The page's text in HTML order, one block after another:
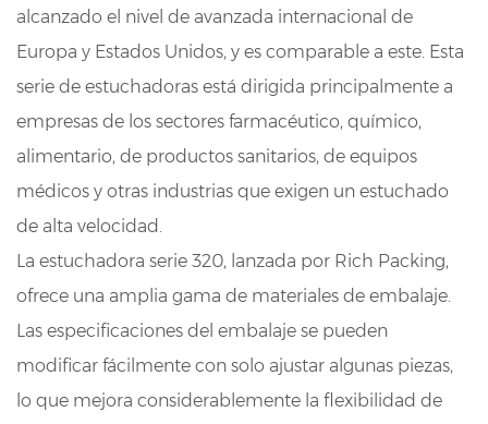
alcanzado el nivel de avanzada internacional de
Europa y Estados Unidos, y es comparable a este. Esta
serie de estuchadoras está dirigida principalmente a
empresas de los sectores farmacéutico, químico,
alimentario, de productos sanitarios, de equipos
médicos y otras industrias que exigen un estuchado
de alta velocidad.
La estuchadora serie 320, lanzada por Rich Packing,
ofrece una amplia gama de materiales de embalaje.
Las especificaciones del embalaje se pueden
modificar fácilmente con solo ajustar algunas piezas,
lo que mejora considerablemente la flexibilidad de